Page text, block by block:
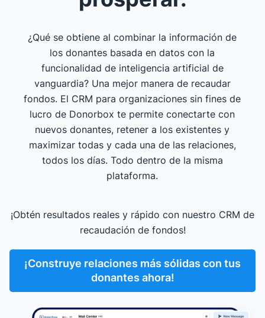
¿Qué se obtiene al combinar la información de
los donantes basada en datos con la
funcionalidad de inteligencia artificial de
vanguardia? Una mejor manera de recaudar
fondos. El CRM para organizaciones sin fines de
lucro de Donorbox te permite conectarte con
nuevos donantes, retener a los existentes y
maximizar todas y cada una de las relaciones,
todos los días. Todo dentro de la misma
plataforma.
¡Obtén resultados reales y rápido con nuestro CRM de
recaudación de fondos!
¡Construye relaciones más sólidas con tus
donantes ahora!